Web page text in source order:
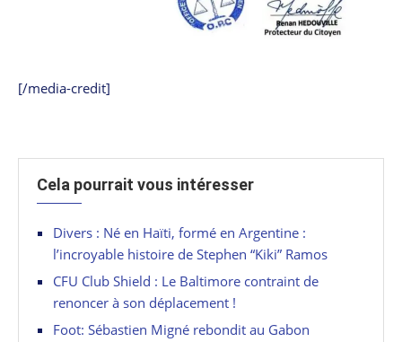
[/media-credit]
Cela pourrait vous intéresser
Divers : Né en Haïti, formé en Argentine :
l’incroyable histoire de Stephen “Kiki” Ramos
CFU Club Shield : Le Baltimore contraint de
renoncer à son déplacement !
Foot: Sébastien Migné rebondit au Gabon